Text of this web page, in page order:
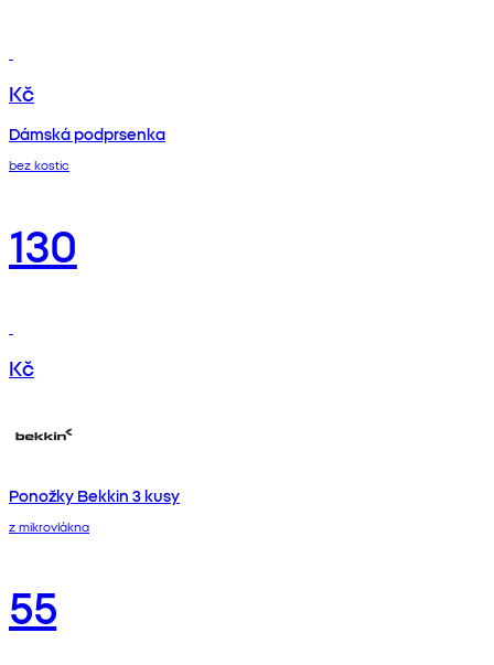
Kč
Dámská podprsenka
bez kostic
130
Kč
Ponožky Bekkin 3 kusy
z mikrovlákna
55